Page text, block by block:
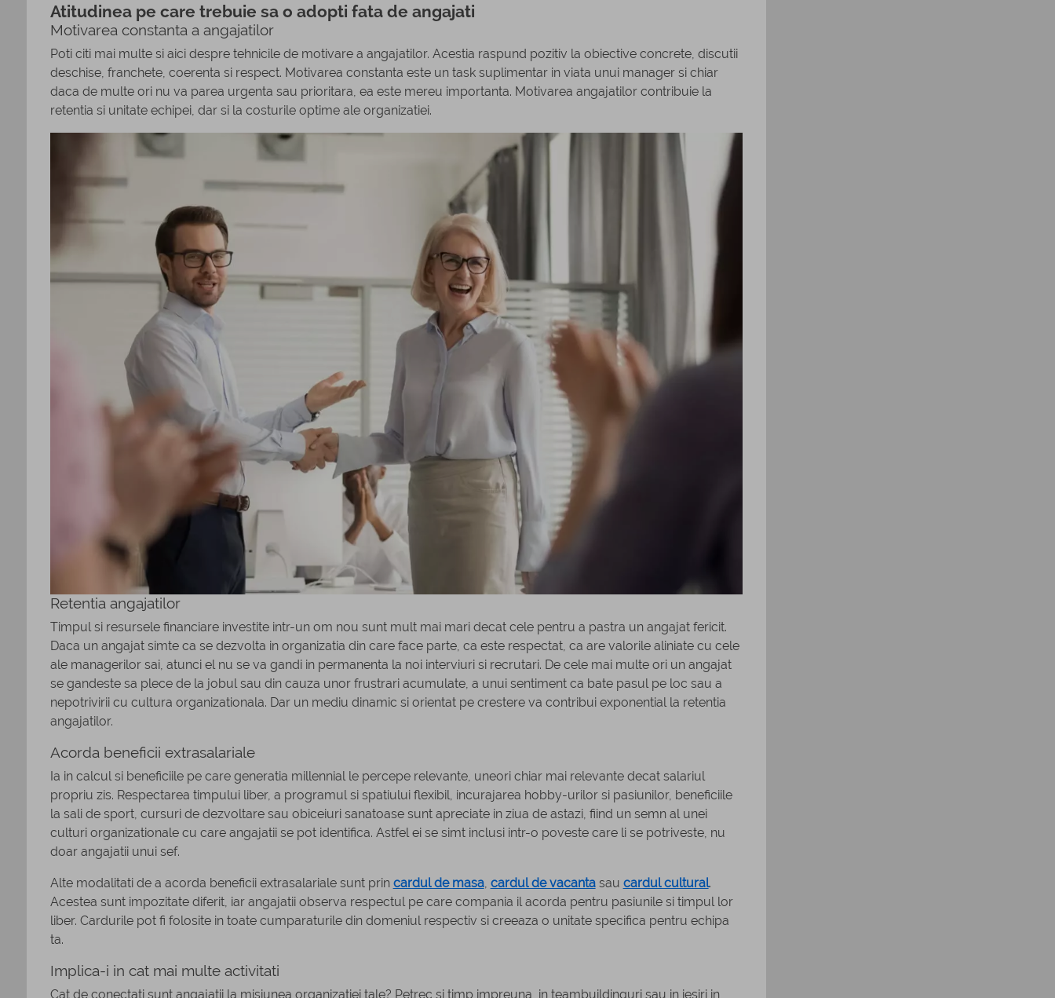
Atitudinea pe care trebuie sa o adopti fata de angajati
Motivarea constanta a angajatilor
Poti citi mai multe si aici despre tehnicile de motivare a angajatilor. Acestia raspund pozitiv la obiective concrete, discutii
deschise, franchete, coerenta si respect. Motivarea constanta este un task suplimentar in viata unui manager si chiar
daca de multe ori nu va parea urgenta sau prioritara, ea este mereu importanta. Motivarea angajatilor contribuie la
retentia si unitate echipei, dar si la costurile optime ale organizatiei.
Retentia angajatilor
Timpul si resursele financiare investite intr-un om nou sunt mult mai mari decat cele pentru a pastra un angajat fericit.
Daca un angajat simte ca se dezvolta in organizatia din care face parte, ca este respectat, ca are valorile aliniate cu cele
ale managerilor sai, atunci el nu se va gandi in permanenta la noi interviuri si recrutari. De cele mai multe ori un angajat
se gandeste sa plece de la jobul sau din cauza unor frustrari acumulate, a unui sentiment ca bate pasul pe loc sau a
nepotrivirii cu cultura organizationala. Dar un mediu dinamic si orientat pe crestere va contribui exponential la retentia
angajatilor.
Acorda beneficii extrasalariale
Ia in calcul si beneficiile pe care generatia millennial le percepe relevante, uneori chiar mai relevante decat salariul
propriu zis. Respectarea timpului liber, a programul si spatiului flexibil, incurajarea hobby-urilor si pasiunilor, beneficiile
la sali de sport, cursuri de dezvoltare sau obiceiuri sanatoase sunt apreciate in ziua de astazi, fiind un semn al unei
culturi organizationale cu care angajatii se pot identifica. Astfel ei se simt inclusi intr-o poveste care li se potriveste, nu
doar angajatii unui sef.
Alte modalitati de a acorda beneficii extrasalariale sunt prin cardul de masa, cardul de vacantasau cardul cultural.
Acestea sunt impozitate diferit, iar angajatii observa respectul pe care compania il acorda pentru pasiunile si timpul lor
liber. Cardurile pot fi folosite in toate cumparaturile din domeniul respectiv si creeaza o unitate specifica pentru echipa
ta.
Implica-i in cat mai multe activitati
Cat de conectati sunt angajatii la misiunea organizatiei tale? Petrec si timp impreuna, in teambuildinguri sau in iesiri in